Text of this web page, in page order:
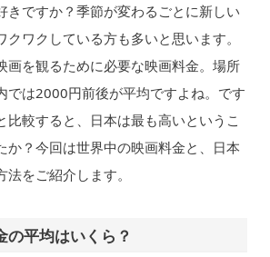
きですか？季節が変わるごとに新しい
ワクしている方も多いと思います。
画を観るために必要な映画料金。場所
では2000円前後が平均ですよね。です
比較すると、日本は最も高いというこ
か？今回は世界中の映画料金と、日本
をご紹介します。
の平均はいくら？